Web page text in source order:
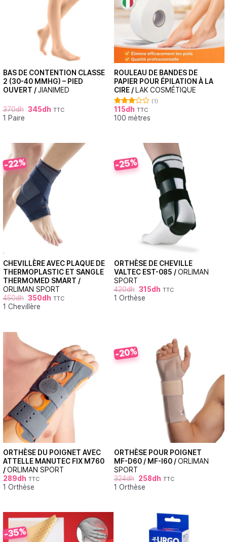
BAS DE CONTENTION CLASSE
2 (30-40 MMHG) – PIED
OUVERT /JIANIMED
370dh 345dh TTC
1 Paire
ROULEAU DE BANDES DE
PAPIER POUR ÉPILATION À LA
CIRE /LAK COSMÉTIQUE
Note
3.00
(1)
115dh TTC
100 mètres
-22%
CHEVILLÈRE AVEC PLAQUE DE
THERMOPLASTIC ET SANGLE
THERMOMED SMART /
ORLIMAN SPORT
450dh 350dh TTC
1 Chevillère
-25%
ORTHÈSE DE CHEVILLE
VALTEC EST-085 /ORLIMAN
SPORT
420dh 315dh TTC
1 Orthèse
ORTHÈSE DU POIGNET AVEC
ATTELLE MANUTEC FIX M760
/ORLIMAN SPORT
289dh TTC
1 Orthèse
-20%
ORTHÈSE POUR POIGNET
MF-D60 / MF-I60 /ORLIMAN
SPORT
324dh 258dh TTC
1 Orthèse
-35%